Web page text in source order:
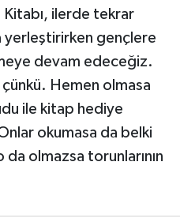
Kitabı, ilerde tekrar
yerleştirirken gençlere
devam edeceğiz.
Hemen olmasa
ile kitap hediye
okumasa da belki
da olmazsa torunlarının